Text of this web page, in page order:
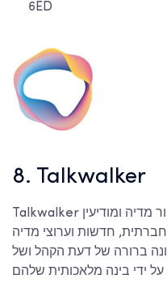
6ED
8. Talkwalker
Talkwalker מתמחה בהאזנה חברתית, ניטור מדיה ומודיעין
חדשות וערוצי מדיה
ברורה של דעת הקהל ושל
ידי בינה מלאכותית שלהם